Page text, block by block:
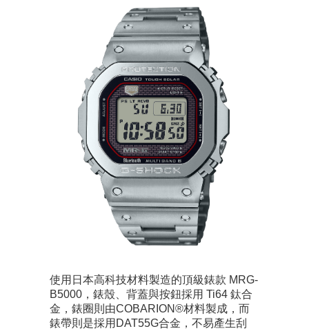
使用日本高科技材料製造的頂級錶款 MRG-
B5000，錶殼、背蓋與按鈕採用 Ti64 鈦合
金，錶圈則由COBARION®材料製成，而
錶帶則是採用DAT55G合金，不易產生刮